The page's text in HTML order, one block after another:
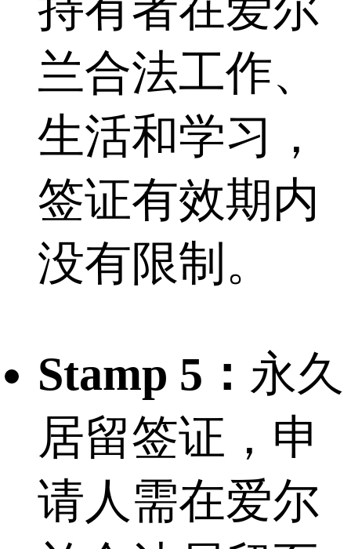
兰合法工作、
生活和学习，
签证有效期内
没有限制。
Stamp 5： 永久
居留签证，申
请人需在爱尔